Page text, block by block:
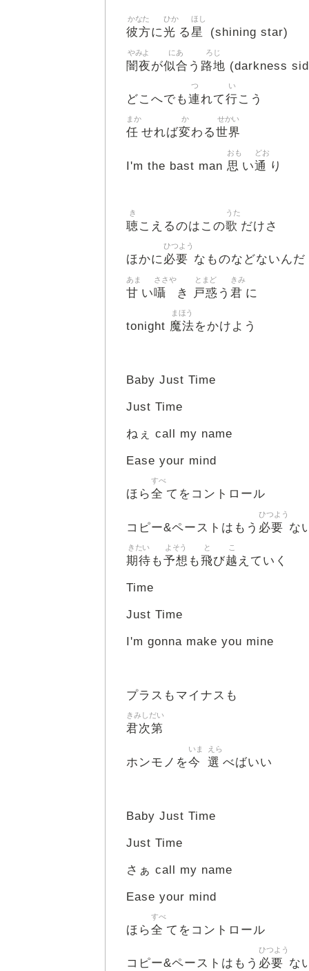
彼方
かなた
に光
ひか
る星
ほし
(shining star)
闇夜
やみよ
が似合
にあ
う 路地
ろじ
(darkness
どこへでも連
つ
れて行
い
こう
任
まか
せれば変
か
わる世界
せかい
I'm the bast man 思
おも
い通
どお
り
聴
き
こえるのはこの歌
うた
だけさ
ほかに必要
ひつよう
なものなどないんだ
甘
あま
い囁
ささや
き 戸惑
とまど
う 君
きみ
に
tonight 魔法
まほう
をかけよう
Baby Just Time
Just Time
ねぇ call my name
Ease your mind
ほら全
すべ
てをコントロール
コピー&ペーストはもう 必要
ひつよう
な
期待
きたい
も予想
よそう
も飛
と
び越
こ
えていく
Time
Just Time
I'm gonna make you mine
プラスもマイナスも
君次第
きみしだい
ホンモノを今
いま
選
えら
べばいい
Baby Just Time
Just Time
さぁ call my name
Ease your mind
ほら全
すべ
てをコントロール
コピー&ペーストはもう 必要
ひつよう
な